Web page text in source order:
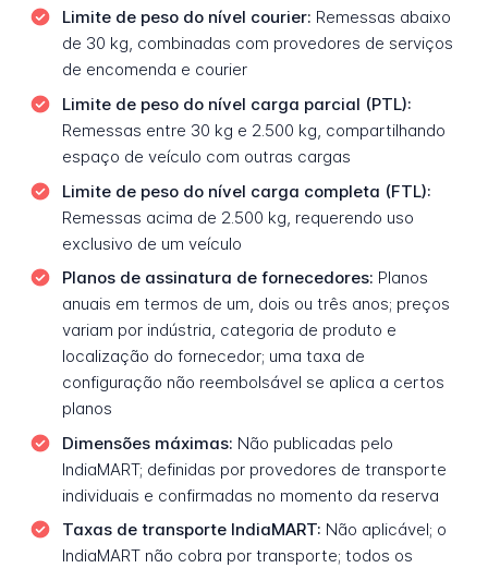
Limite de peso do nível courier: Remessas abaixo
de 30 kg, combinadas com provedores de serviços
de encomenda e courier
Limite de peso do nível carga parcial (PTL):
Remessas entre 30 kg e 2.500 kg, compartilhando
espaço de veículo com outras cargas
Limite de peso do nível carga completa (FTL):
Remessas acima de 2.500 kg, requerendo uso
exclusivo de um veículo
Planos de assinatura de fornecedores: Planos
anuais em termos de um, dois ou três anos; preços
variam por indústria, categoria de produto e
localização do fornecedor; uma taxa de
configuração não reembolsável se aplica a certos
planos
Dimensões máximas: Não publicadas pelo
IndiaMART; definidas por provedores de transporte
individuais e confirmadas no momento da reserva
Taxas de transporte IndiaMART: Não aplicável; o
IndiaMART não cobra por transporte; todos os